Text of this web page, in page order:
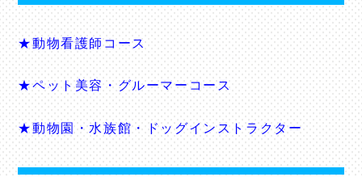
★動物看護師コース
★ペット美容・グルーマーコース
★動物園・水族館・ドッグインストラクター